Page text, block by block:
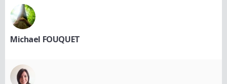
Michael FOUQUET